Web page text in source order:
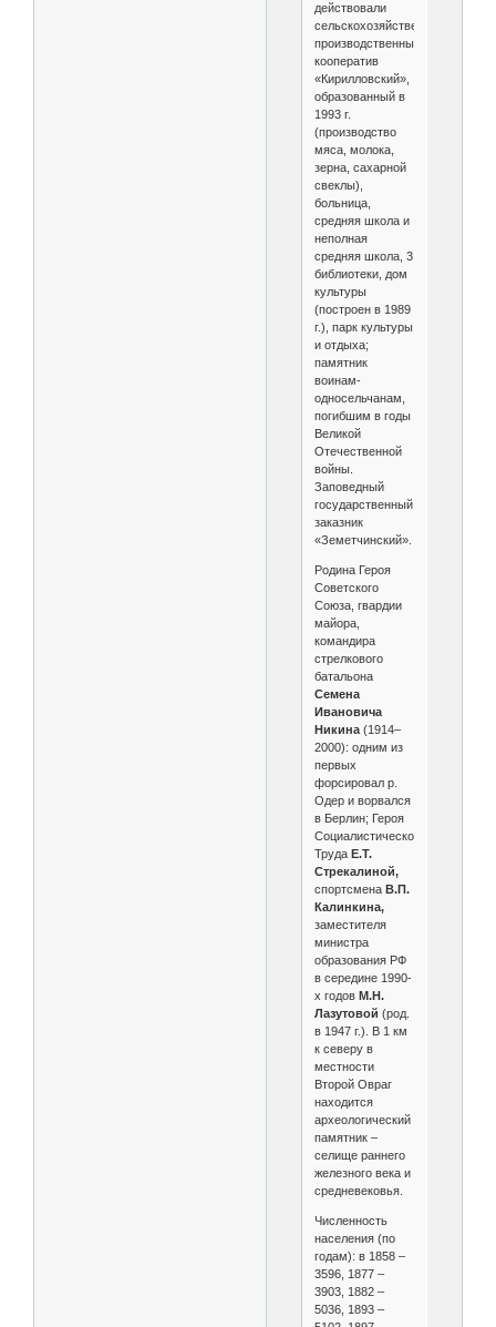
действовали
сельскохозяйственный
производственный
кооператив
«Кирилловский»,
образованный в
1993 г.
(производство
мяса, молока,
зерна, сахарной
свеклы),
больница,
средняя школа и
неполная
средняя школа, 3
библиотеки, дом
культуры
(построен в 1989
г.), парк культуры
и отдыха;
памятник
воинам-
односельчанам,
погибшим в годы
Великой
Отечественной
войны.
Заповедный
государственный
заказник
«Земетчинский».
Родина Героя
Советского
Союза, гвардии
майора,
командира
стрелкового
батальона
Семена
Ивановича
Никина (1914–
2000): одним из
первых
форсировал р.
Одер и ворвался
в Берлин; Героя
Социалистического
Труда Е.Т.
Стрекалиной,
спортсмена В.П.
Калинкина,
заместителя
министра
образования РФ
в середине 1990-
х годов М.Н.
Лазутовой (род.
в 1947 г.). В 1 км
к северу в
местности
Второй Овраг
находится
археологический
памятник –
селище раннего
железного века и
средневековья.
Численность
населения (по
годам): в 1858 –
3596, 1877 –
3903, 1882 –
5036, 1893 –